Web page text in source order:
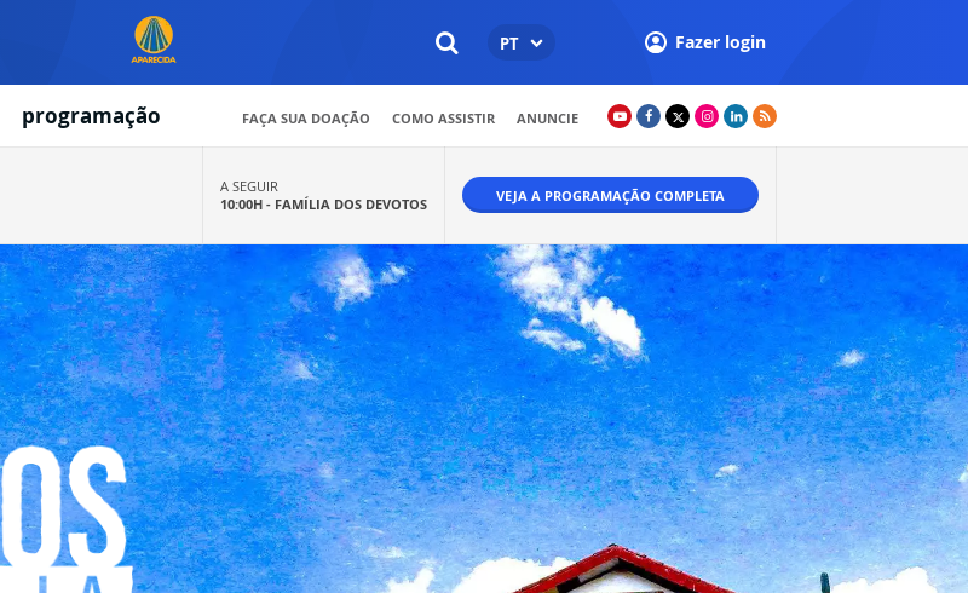
PT Fazer login
programação FAÇA SUA DOAÇÃO COMO ASSISTIR ANUNCIE
A SEGUIR
10:00H - FAMÍLIA DOS DEVOTOS VEJA A PROGRAMAÇÃO COMPLETA